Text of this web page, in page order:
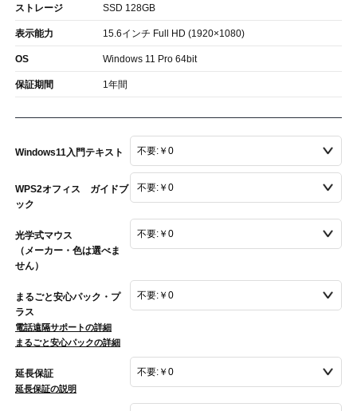
ストレージ SSD 128GB
表示能力 15.6インチ Full HD (1920×1080)
OS Windows 11 Pro 64bit
保証期間 1年間
Windows11入門テキスト
WPS2オフィス ガイドブ
ック
光学式マウス
（メーカー・色は選べま
せん）
まるごと安心パック・プ
ラス
電話遠隔サポートの詳細
まるごと安心パックの詳細
延長保証
延長保証の説明